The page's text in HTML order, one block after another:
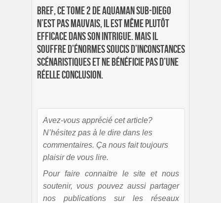
Bref, ce tome 2 de Aquaman Sub-Diego
n’est pas mauvais, il est même plutôt
efficace dans son intrigue. Mais il
souffre d’énormes soucis d’inconstances
scénaristiques et ne bénéficie pas d’une
réelle conclusion.
Avez-vous apprécié cet article?
N’hésitez pas à le dire dans les
commentaires. Ça nous fait toujours
plaisir de vous lire.
Pour faire connaitre le site et nous
soutenir, vous pouvez aussi partager
nos publications sur les réseaux